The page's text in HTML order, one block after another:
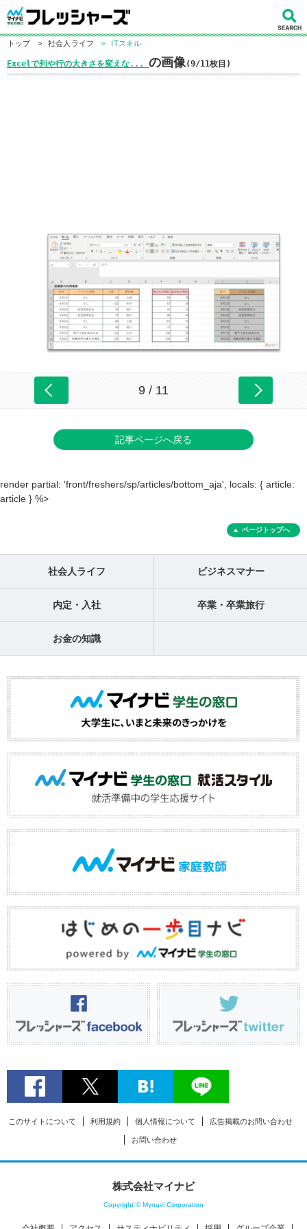
トップ > 社会人ライフ > ITスキル
Excelで列や行の大きさを変えな... の画像(9/11枚目)
9 / 11
記事ページへ戻る
render partial: 'front/freshers/sp/articles/bottom_aja', locals: { article:
article } %>
ページトップへ
社会人ライフ ビジネスマナー
内定・入社 卒業・卒業旅行
お金の知識
このサイトについて 利用規約 個人情報について 広告掲載のお問い合わせ
お問い合わせ
株式会社マイナビ
Copyright © Mynavi Corporation